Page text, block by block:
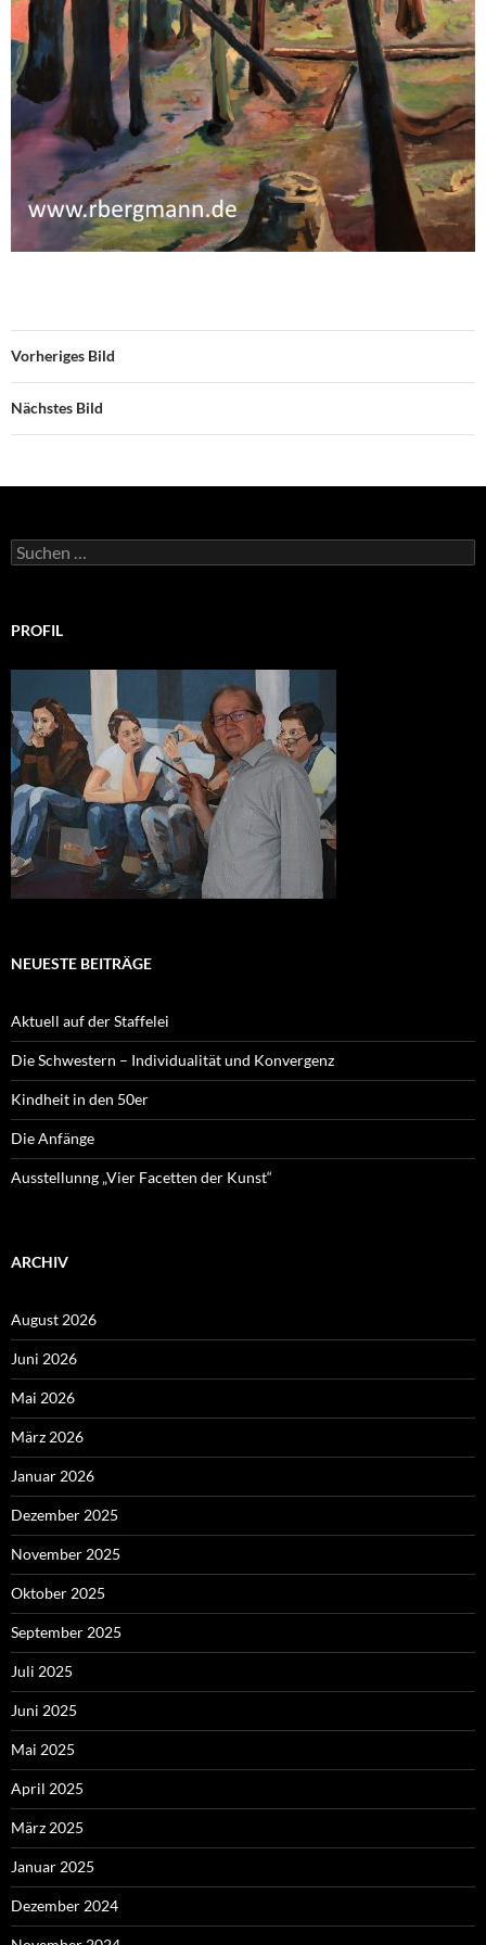
Vorheriges Bild
Nächstes Bild
Suchen
nach:
PROFIL
NEUESTE BEITRÄGE
Aktuell auf der Staffelei
Die Schwestern – Individualität und Konvergenz
Kindheit in den 50er
Die Anfänge
Ausstellunng „Vier Facetten der Kunst“
ARCHIV
August 2026
Juni 2026
Mai 2026
März 2026
Januar 2026
Dezember 2025
November 2025
Oktober 2025
September 2025
Juli 2025
Juni 2025
Mai 2025
April 2025
März 2025
Januar 2025
Dezember 2024